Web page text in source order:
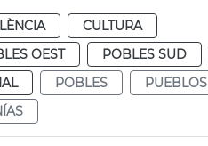
CULTURA
OEST POBLES SUD
POBLES
PUEBLOS